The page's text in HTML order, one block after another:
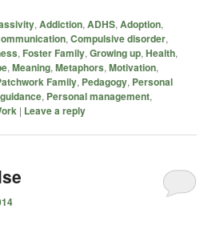
,Addiction,ADHS,Adoption,
,Compulsive disorder,
, Foster Family,Growing up,Health,
,Meaning,Metaphors,Motivation,
Family, Pedagogy, Personal
, Personal management,
| Leave a reply